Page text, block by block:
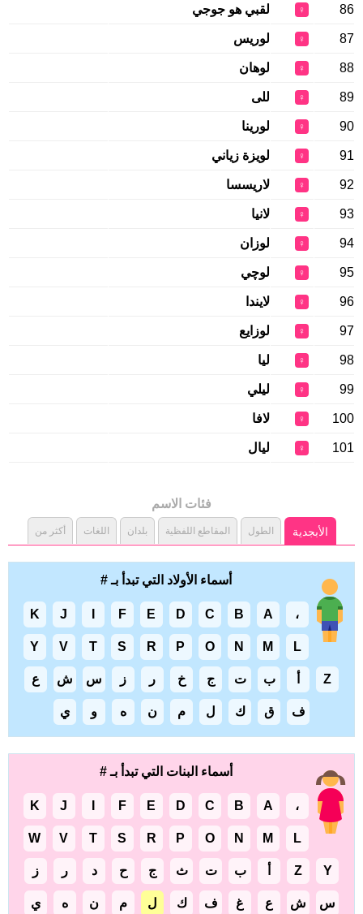
86
♀ لقبي هو جوجي
87
♀ لوريس
88
♀ لوهان
89
♀ للى
90
♀ لورينا
91
♀ لويزة زياني
92
♀ لاريسسا
93
♀ لانيا
94
♀ لوزان
95
♀ لوچي
96
♀ لايندا
97
♀ لوزايع
98
♀ ليا
99
♀ ليلي
100
♀ لافا
101
♀ ليال
فئات الاسم
الأبجدية الطول المقاطع اللفظية بلدان اللغات أكثر من
أسماء الأولاد التي تبدأ بـ #
، A
B
C
D
E
F
J
K
L
M
N
O
P
R
S
T
V
Y
Z ب ت ج خ ر ز س ش ع
ف ق ك ل م ن ه و ي
أسماء البنات التي تبدأ بـ #
، A
B
C
D
E
F
J
K
L
M
N
O
P
R
S
T
V
W
Y
Z ب ت ث ج ح د ر ز
س ش ع غ ف ك ل م ن ه ي